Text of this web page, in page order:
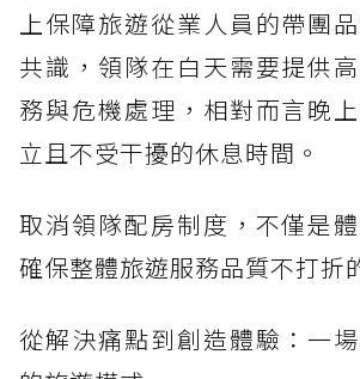
上保障旅遊從業人員的帶團
共識，領隊在白天需要提供
務與危機處理，相對而言晚
立且不受干擾的休息時間。
取消領隊配房制度，不僅是
確保整體旅遊服務品質不打折
從解決痛點到創造體驗：一